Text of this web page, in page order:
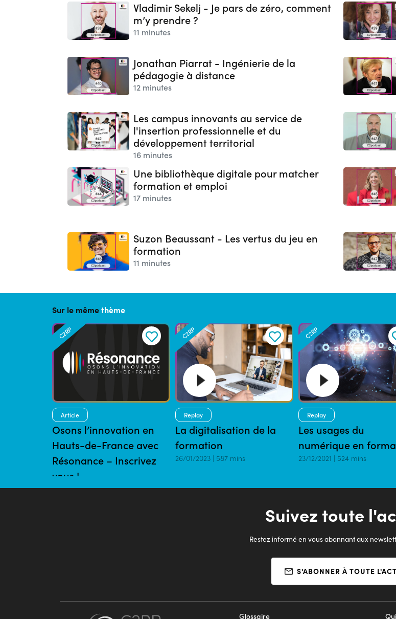
Vladimir Sekelj - Je pars de zéro, comment
m’y prendre ?
11 minutes
Jonathan Piarrat - Ingénierie de la
pédagogie à distance
12 minutes
Les campus innovants au service de
l'insertion professionnelle et du
développement territorial
16 minutes
Une bibliothèque digitale pour matcher
formation et emploi
17 minutes
Suzon Beaussant - Les vertus du jeu en
formation
11 minutes
Sur le mêmethème
C2RP
Article
Osons l’innovation en
Hauts-de-France avec
Résonance – Inscrivez
vous !
06/11/2023 | 2 mins
C2RP
Replay
La digitalisation de la
formation
26/01/2023 | 587 mins
C2RP
Replay
Les usages du
numérique en
23/12/2021 | 524 mins
Suivez toute
Restez informé en vous abonnant aux
S'ABONNER À TOUTE
Glossaire